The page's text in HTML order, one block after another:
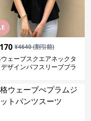
¥4640(割引前)
ェーブスクエアネックタ
デザインパフスリーブブラ